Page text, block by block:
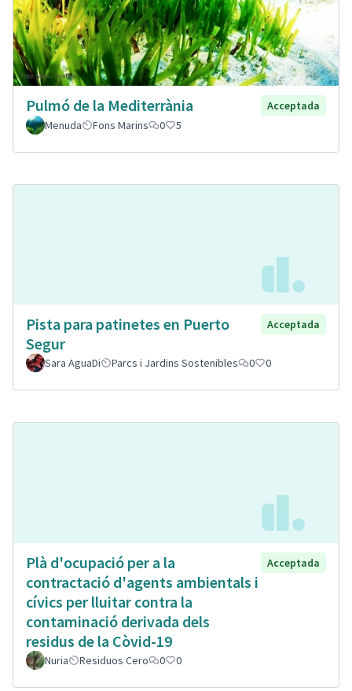
Pulmó de la Mediterrània
Acceptada
Menuda
Fons Marins 0 5
Pista para patinetes en Puerto
Segur
Acceptada
Sara AguaDi Parcs i Jardins Sostenibles 0 0
Plà d'ocupació per a la
contractació d'agents ambientals i
cívics per lluitar contra la
contaminació derivada dels
residus de la Còvid-19
Acceptada
Nuria Residuos Cero 0 0